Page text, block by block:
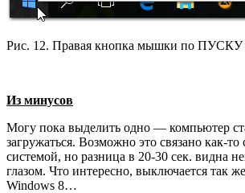
Рис. 12. Правая кнопка мышки по ПУСКУ
Из минусов
Могу пока выделить одно — компьютер
загружаться. Возможно это связано как-то
системой, но разница в 20-30 сек. видна
глазом. Что интересно, выключается так
Windows 8…